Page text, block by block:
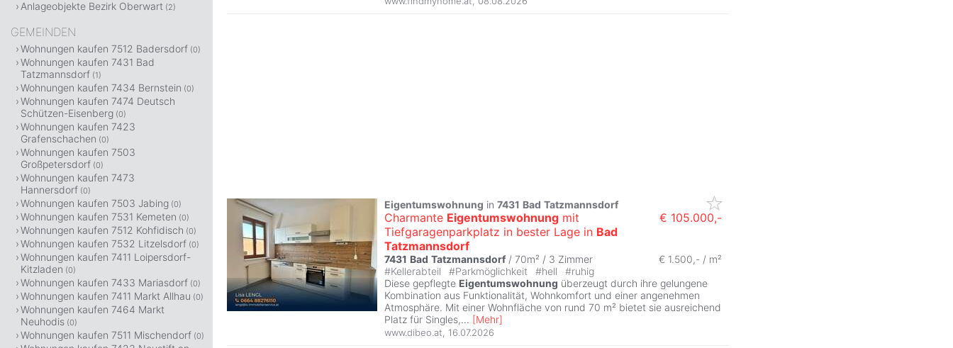
Eigentumswohnung in 7431 Bad Tatzmannsdorf
Charmante Eigentumswohnung mit
Tiefgaragenparkplatz in bester Lage in Bad
Tatzmannsdorf
€ 105.000,-
7431 Bad Tatzmannsdorf / 70m² / 3 Zimmer
€ 1.500,- / m²
#Kellerabteil #Parkmöglichkeit #hell #ruhig
Diese gepflegte Eigentumswohnung überzeugt durch ihre gelungene
Kombination aus Funktionalität, Wohnkomfort und einer angenehmen
Atmosphäre. Mit einer Wohnfläche von rund 70 m² bietet sie ausreichend
Platz für Singles,... [Mehr]
www.dibeo.at, 16.07.2026
Anlageobjekte Bezirk Oberwart (2)
GEMEINDEN
Wohnungen kaufen 7512 Badersdorf (0)
Wohnungen kaufen 7431 Bad
Tatzmannsdorf (1)
Wohnungen kaufen 7434 Bernstein (0)
Wohnungen kaufen 7474 Deutsch
Schützen-Eisenberg (0)
Wohnungen kaufen 7423
Grafenschachen (0)
Wohnungen kaufen 7503
Großpetersdorf (0)
Wohnungen kaufen 7473
Hannersdorf (0)
Wohnungen kaufen 7503 Jabing (0)
Wohnungen kaufen 7531 Kemeten (0)
Wohnungen kaufen 7512 Kohfidisch (0)
Wohnungen kaufen 7532 Litzelsdorf (0)
Wohnungen kaufen 7411 Loipersdorf-
Kitzladen (0)
Wohnungen kaufen 7433 Mariasdorf (0)
Wohnungen kaufen 7411 Markt Allhau (0)
Wohnungen kaufen 7464 Markt
Neuhodis (0)
Wohnungen kaufen 7511 Mischendorf (0)